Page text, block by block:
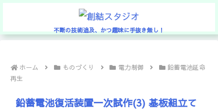
不断の技術追及、かつ趣味に手抜き無し！
ホーム ものづくり 電力制御
鉛蓄電池延命
再生
鉛蓄電池復活装置一次試作(3) 基板組立て